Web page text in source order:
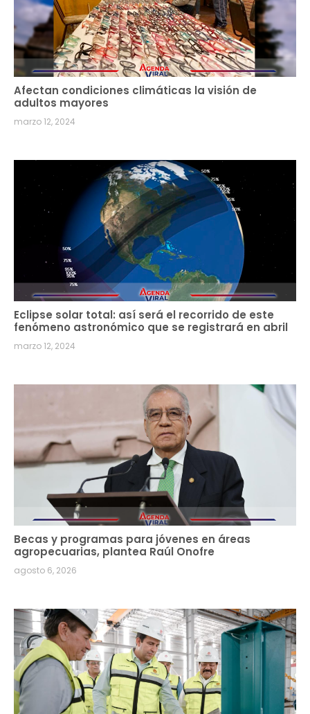
Afectan condiciones climáticas la visión de
adultos mayores
marzo 12, 2024
Eclipse solar total: así será el recorrido de este
fenómeno astronómico que se registrará en abril
marzo 12, 2024
Becas y programas para jóvenes en áreas
agropecuarias, plantea Raúl Onofre
agosto 6, 2026